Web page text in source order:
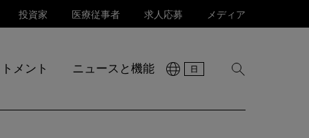
投資家 医療従事者 求人応募 メディア
メント ニュースと機能
検
表